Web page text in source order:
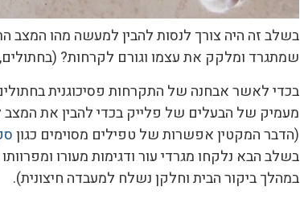
בשלב זה היה צורך לנסות להבין למעשה מהו
שמתגרד ומלקק את עצמו וגורם לקרחות?
בכדי לאשר אבחנה של התקרחות פסיכוגנית
מעמיק של הבעלים של פלייק בכדי להבין את המצב
(הדבר המקטין אפשרות של טפילים מסוימים כגון
בשלב הבא נלקחו מגרדי עור ודגימות מעורו
במהלך ביקור הבית וחלקן נשלח למעבדה חיצונית).